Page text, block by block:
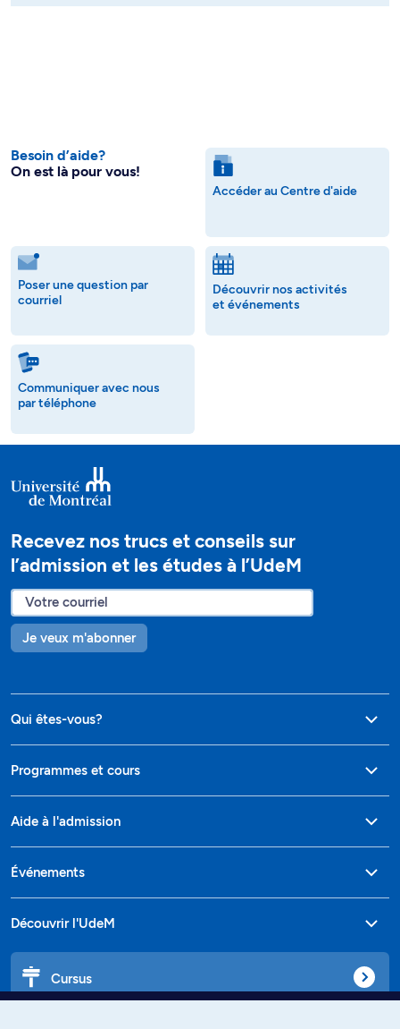
Besoin d’aide?
On est là pour vous!
Accéder au Centre d'aide
Poser une question par
courriel
Découvrir nos activités
et événements
Communiquer avec nous
par téléphone
Recevez nos trucs et conseils sur
l’admission et les études à l’UdeM
Je veux m'abonner
Qui êtes-vous?
Programmes et cours
Aide à l'admission
Événements
Découvrir l'UdeM
Cursus